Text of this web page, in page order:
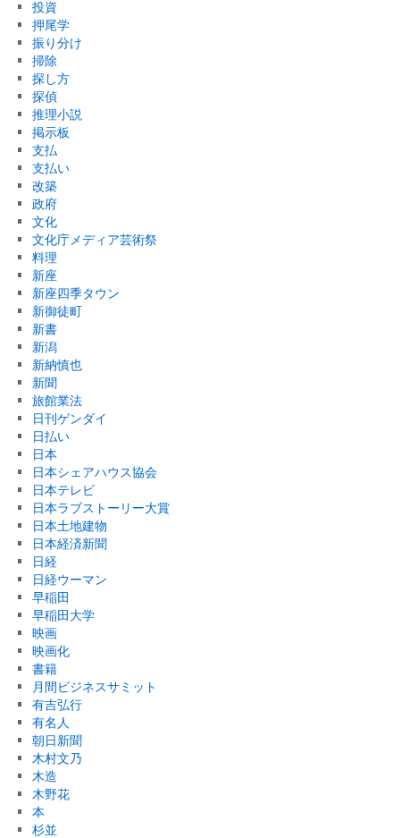
投資
押尾学
振り分け
掃除
探し方
探偵
推理小説
掲示板
支払
支払い
改築
政府
文化
文化庁メディア芸術祭
料理
新座
新座四季タウン
新御徒町
新書
新潟
新納慎也
新聞
旅館業法
日刊ゲンダイ
日払い
日本
日本シェアハウス協会
日本テレビ
日本ラブストーリー大賞
日本土地建物
日本経済新聞
日経
日経ウーマン
早稲田
早稲田大学
映画
映画化
書籍
月間ビジネスサミット
有吉弘行
有名人
朝日新聞
木村文乃
木造
木野花
本
杉並